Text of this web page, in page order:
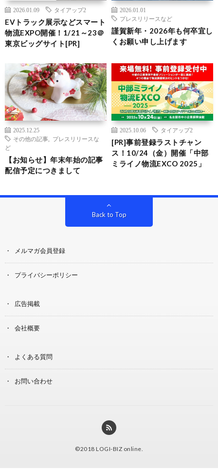
2026.01.09 タイアップ2
EVトラック展示などスマート
物流EXPO開催！1/21～23＠
東京ビッグサイト[PR]
2026.01.01
プレスリリースなど
謹賀新年・2026年も何卒宜し
くお願い申し上げます
2025.12.25
その他の記事
プレスリリースな
ど
【お知らせ】年末年始の記事
配信予定につきまして
2025.10.06 タイアップ2
[PR]事前登録ラストチャン
ス！10/24（金）開催「中部
ミライノ物流EXCO 2025」
Back to Top
メルマガ会員登録
プライバシーポリシー
広告掲載
会社概要
よくある質問
お問い合わせ
©2018 LOGI-BIZ online